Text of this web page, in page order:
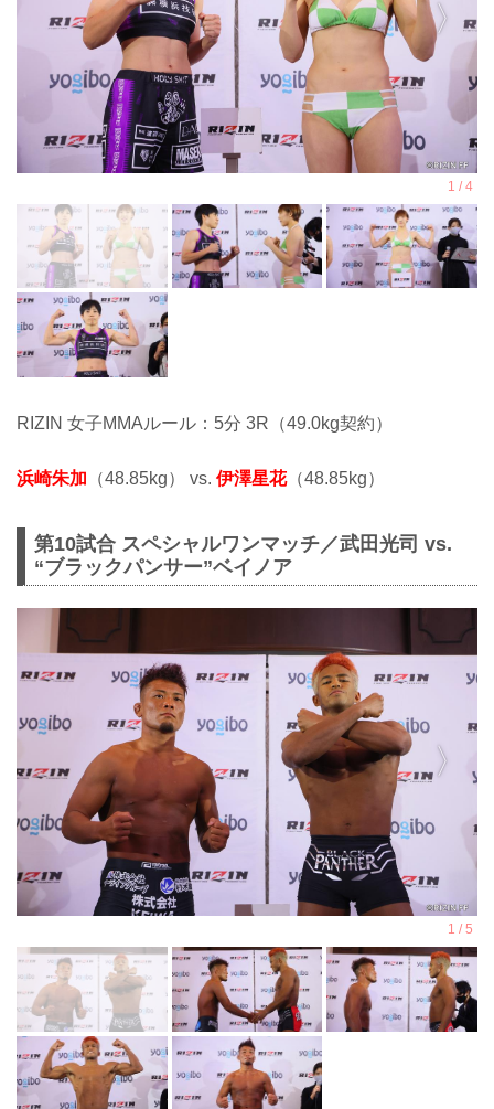
RIZIN 女子MMAルール：5分 3R（49.0kg契約）
浜崎朱加 （48.85kg） vs. 伊澤星花（48.85kg）
第10試合 スペシャルワンマッチ／武田光司 vs.
“ブラックパンサー”ベイノア